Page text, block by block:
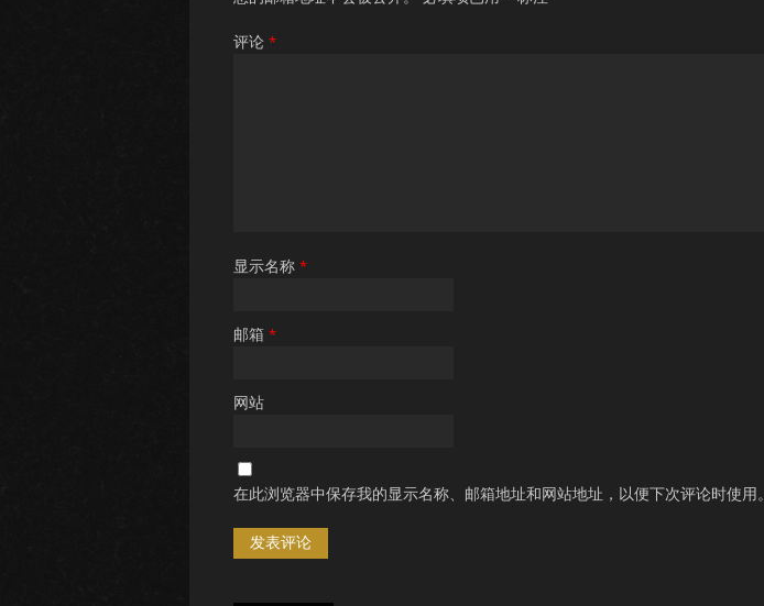
评论 *
显示名称 *
邮箱 *
网站
在此浏览器中保存我的显示名称、邮箱地址和网站地址，以便下次评论时使用。